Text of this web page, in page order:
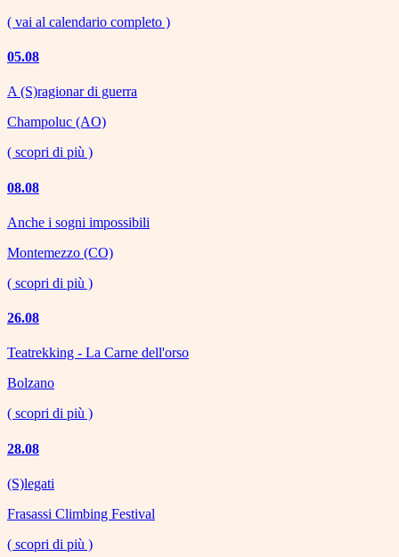
( vai al calendario completo )
05.08
A (S)ragionar di guerra
Champoluc (AO)
( scopri di più )
08.08
Anche i sogni impossibili
Montemezzo (CO)
( scopri di più )
26.08
Teatrekking - La Carne dell'orso
Bolzano
( scopri di più )
28.08
(S)legati
Frasassi Climbing Festival
( scopri di più )